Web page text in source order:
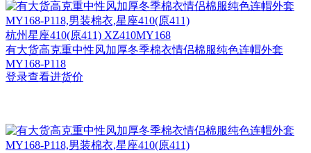
杭州星座410(原411) XZ410MY168
有大货高克重中性风加厚冬季棉衣情侣棉服纯色连帽外套
MY168-P118
登录查看进货价